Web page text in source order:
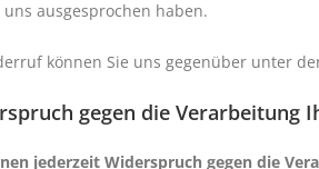
ausgesprochen haben.
können Sie uns gegenüber unter
gegen die Verarbeitung
jederzeit Widerspruch gegen die